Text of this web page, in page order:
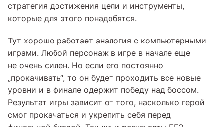
стратегия достижения цели и инструменты,
которые для этого понадобятся.
Тут хорошо работает аналогия с компьютерными
играми. Любой персонаж в игре в начале еще
не очень силен. Но если его постоянно
„прокачивать“, то он будет проходить все новые
уровни и в финале одержит победу над боссом.
Результат игры зависит от того, насколько герой
смог прокачаться и укрепить себя перед